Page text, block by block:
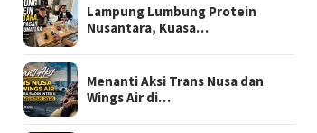
Lampung Lumbung Protein
Nusantara, Kuasa…
Menanti Aksi Trans Nusa dan
Wings Air di…